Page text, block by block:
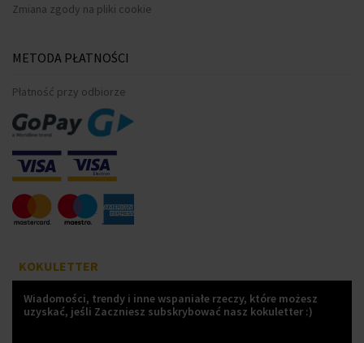
Zmiana zgody na pliki cookie
METODA PŁATNOŚCI
Płatność przy odbiorze
KOKULETTER
Wiadomości, trendy i inne wspaniałe rzeczy, które możesz
uzyskać, jeśli Zaczniesz subskrybować nasz kokuletter :)